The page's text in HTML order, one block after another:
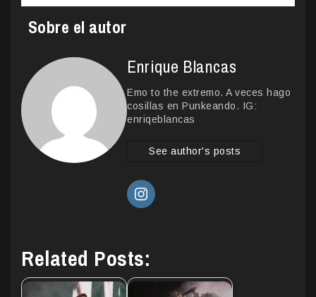
Sobre el autor
Enrique Blancas
Emo to the extremo. A veces hago
cosillas en Punkeando. IG:
enriqeblancas
See author's posts
Related Posts: